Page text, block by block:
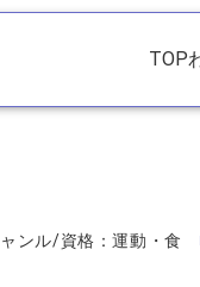
TOP
ンル/資格：運動・食